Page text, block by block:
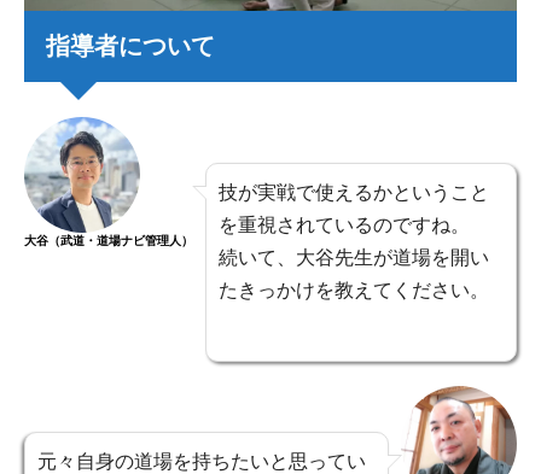
指導者について
大谷（武道・道場ナビ管理人）
技が実戦で使えるかということ
を重視されているのですね。
続いて、大谷先生が道場を開い
たきっかけを教えてください。
元々自身の道場を持ちたいと思ってい